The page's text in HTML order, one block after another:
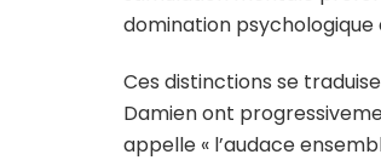
domination
Ces distinctions se
Damien ont
appelle « l’audace